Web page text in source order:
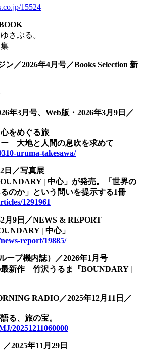
15524
さぶる。
／2026年4月号／Books Selection 新
年3月号、Web版・2026年3月9日／
をめぐる旅
大地と人間の息吹を求めて
uruma-takesawa/
日／写真展
| 中心」が発売。「世界の
のか」という問いを提示する1冊
1291961
月9日／NEWS & REPORT
| 中心」
report/19885/
ープ機内誌）／2026年1月号
新作 竹沢うるま『BOUNDARY |
RADIO／2025年12月11日／
る、旅の宝。
20251211060000
2025年11月29日